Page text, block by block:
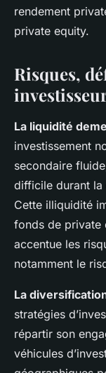
rendement
private equity.
Risques,
La liquidité
investissement
secondaire
difficile durant la
Cette illiquidité
fonds de private
accentue les
notamment le
La
stratégies
répartir son
véhicules